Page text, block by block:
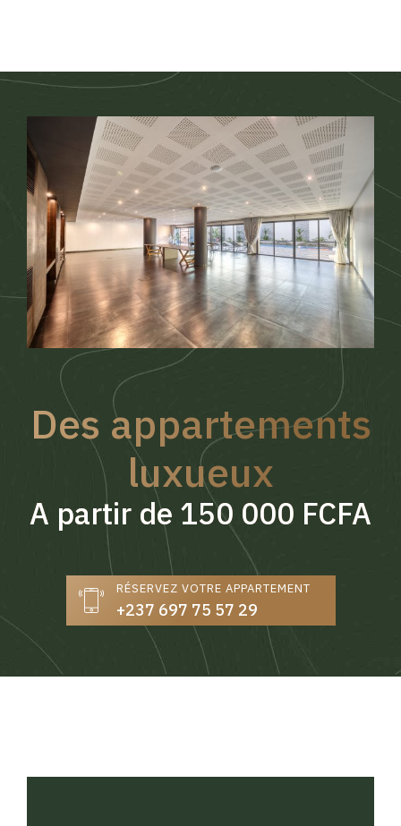
Des appartements
luxueux
A partir de 150 000 FCFA
RÉSERVEZ VOTRE APPARTEMENT
+237 697 75 57 29